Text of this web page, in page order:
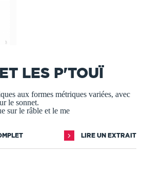
LES P'TOUÏ
aux formes métriques variées, avec
le sonnet.
sur le râble et le me
LIRE UN EXTRAIT